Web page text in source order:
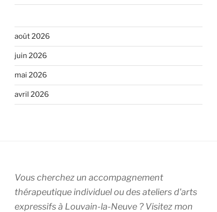
août 2026
juin 2026
mai 2026
avril 2026
Vous cherchez un accompagnement
thérapeutique individuel ou des ateliers d'arts
expressifs à Louvain-la-Neuve ? Visitez mon